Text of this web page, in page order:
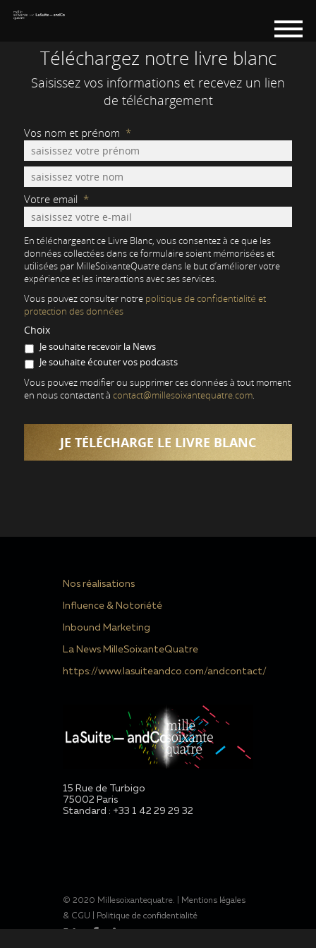
Téléchargez notre livre blanc
Saisissez vos informations et recevez un lien
de téléchargement
Vos nom et prénom *
Votre email *
En téléchargeant ce Livre Blanc, vous consentez à ce que les
données collectées dans ce formulaire soient mémorisées et
utilisées par MilleSoixanteQuatre dans le but d’améliorer votre
expérience et les interactions avec ses services.
Vous pouvez consulter notre politique de confidentialité et
protection des données
Choix
Je souhaite recevoir la News
Je souhaite écouter vos podcasts
Vous pouvez modifier ou supprimer ces données à tout moment
en nous contactant à contact@millesoixantequatre.com.
Nos réalisations
Influence & Notoriété
Inbound Marketing
La News MilleSoixanteQuatre
https://www.lasuiteandco.com/andcontact/
15 Rue de Turbigo
75002 Paris
Standard : +33 1 42 29 29 32
© 2020 Millesoixantequatre. |
Mentions légales
& CGU
Politique de confidentialité